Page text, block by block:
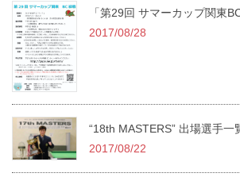
「第29回 サマーカップ関東
2017/08/28
“18th MASTERS” 出場選手一
2017/08/22